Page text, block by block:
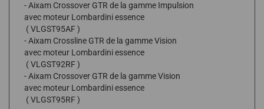
- Aixam Crossover GTR de la gamme Impulsion
avec moteur Lombardini essence
( VLGST95AF )
- Aixam Crossline GTR de la gamme Vision
avec moteur Lombardini essence
( VLGST92RF )
- Aixam Crossover GTR de la gamme Vision
avec moteur Lombardini essence
( VLGST95RF )